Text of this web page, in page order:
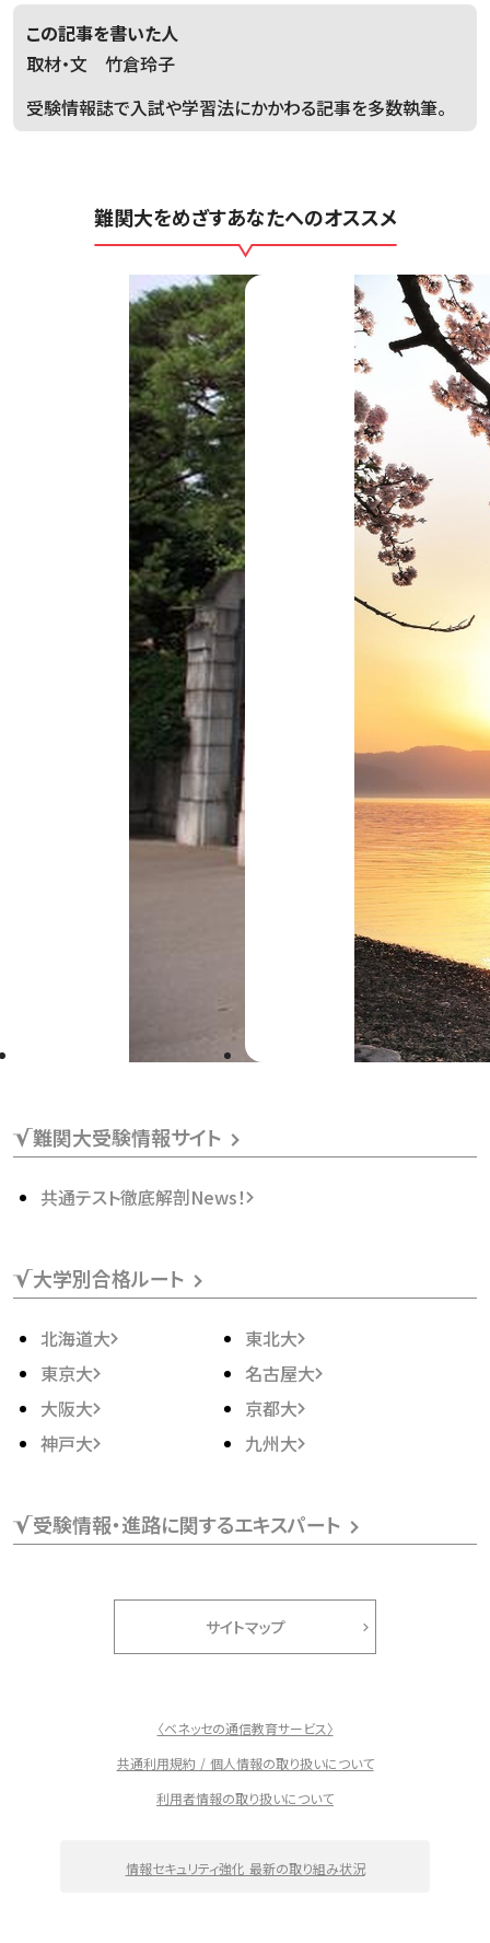
この記事を書いた人
取材・文 竹倉玲子
受験情報誌で入試や学習法にかかわる記事を多数執筆。
難関大をめざすあなたへのオススメ
難関大受験情報サイト
共通テスト徹底解剖News！
大学別合格ルート
北海道大
東北大
東京大
名古屋大
大阪大
京都大
神戸大
九州大
受験情報・進路に関するエキスパート
サイトマップ
〈ベネッセの通信教育サービス〉
共通利用規約 / 個人情報の取り扱いについて
利用者情報の取り扱いについて
情報セキュリティ強化 最新の取り組み状況